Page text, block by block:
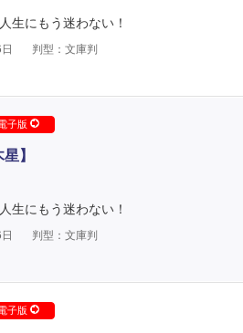
生にもう迷わない！
判型：文庫判
子版
】
生にもう迷わない！
判型：文庫判
子版